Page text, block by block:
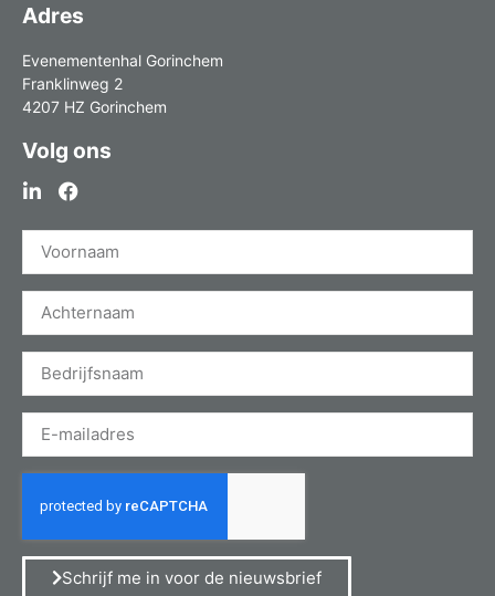
Adres
Evenementenhal Gorinchem
Franklinweg 2
4207 HZ Gorinchem
Volg ons
Schrijf me in voor de nieuwsbrief